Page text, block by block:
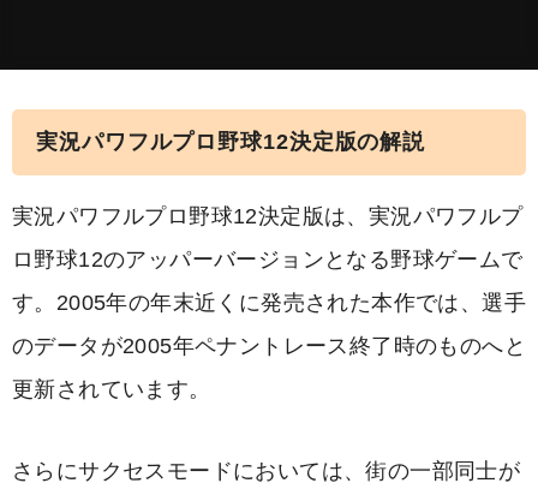
実況パワフルプロ野球12決定版の解説
実況パワフルプロ野球12決定版は、実況パワフルプ
ロ野球12のアッパーバージョンとなる野球ゲームで
す。2005年の年末近くに発売された本作では、選手
のデータが2005年ペナントレース終了時のものへと
更新されています。
さらにサクセスモードにおいては、街の一部同士が